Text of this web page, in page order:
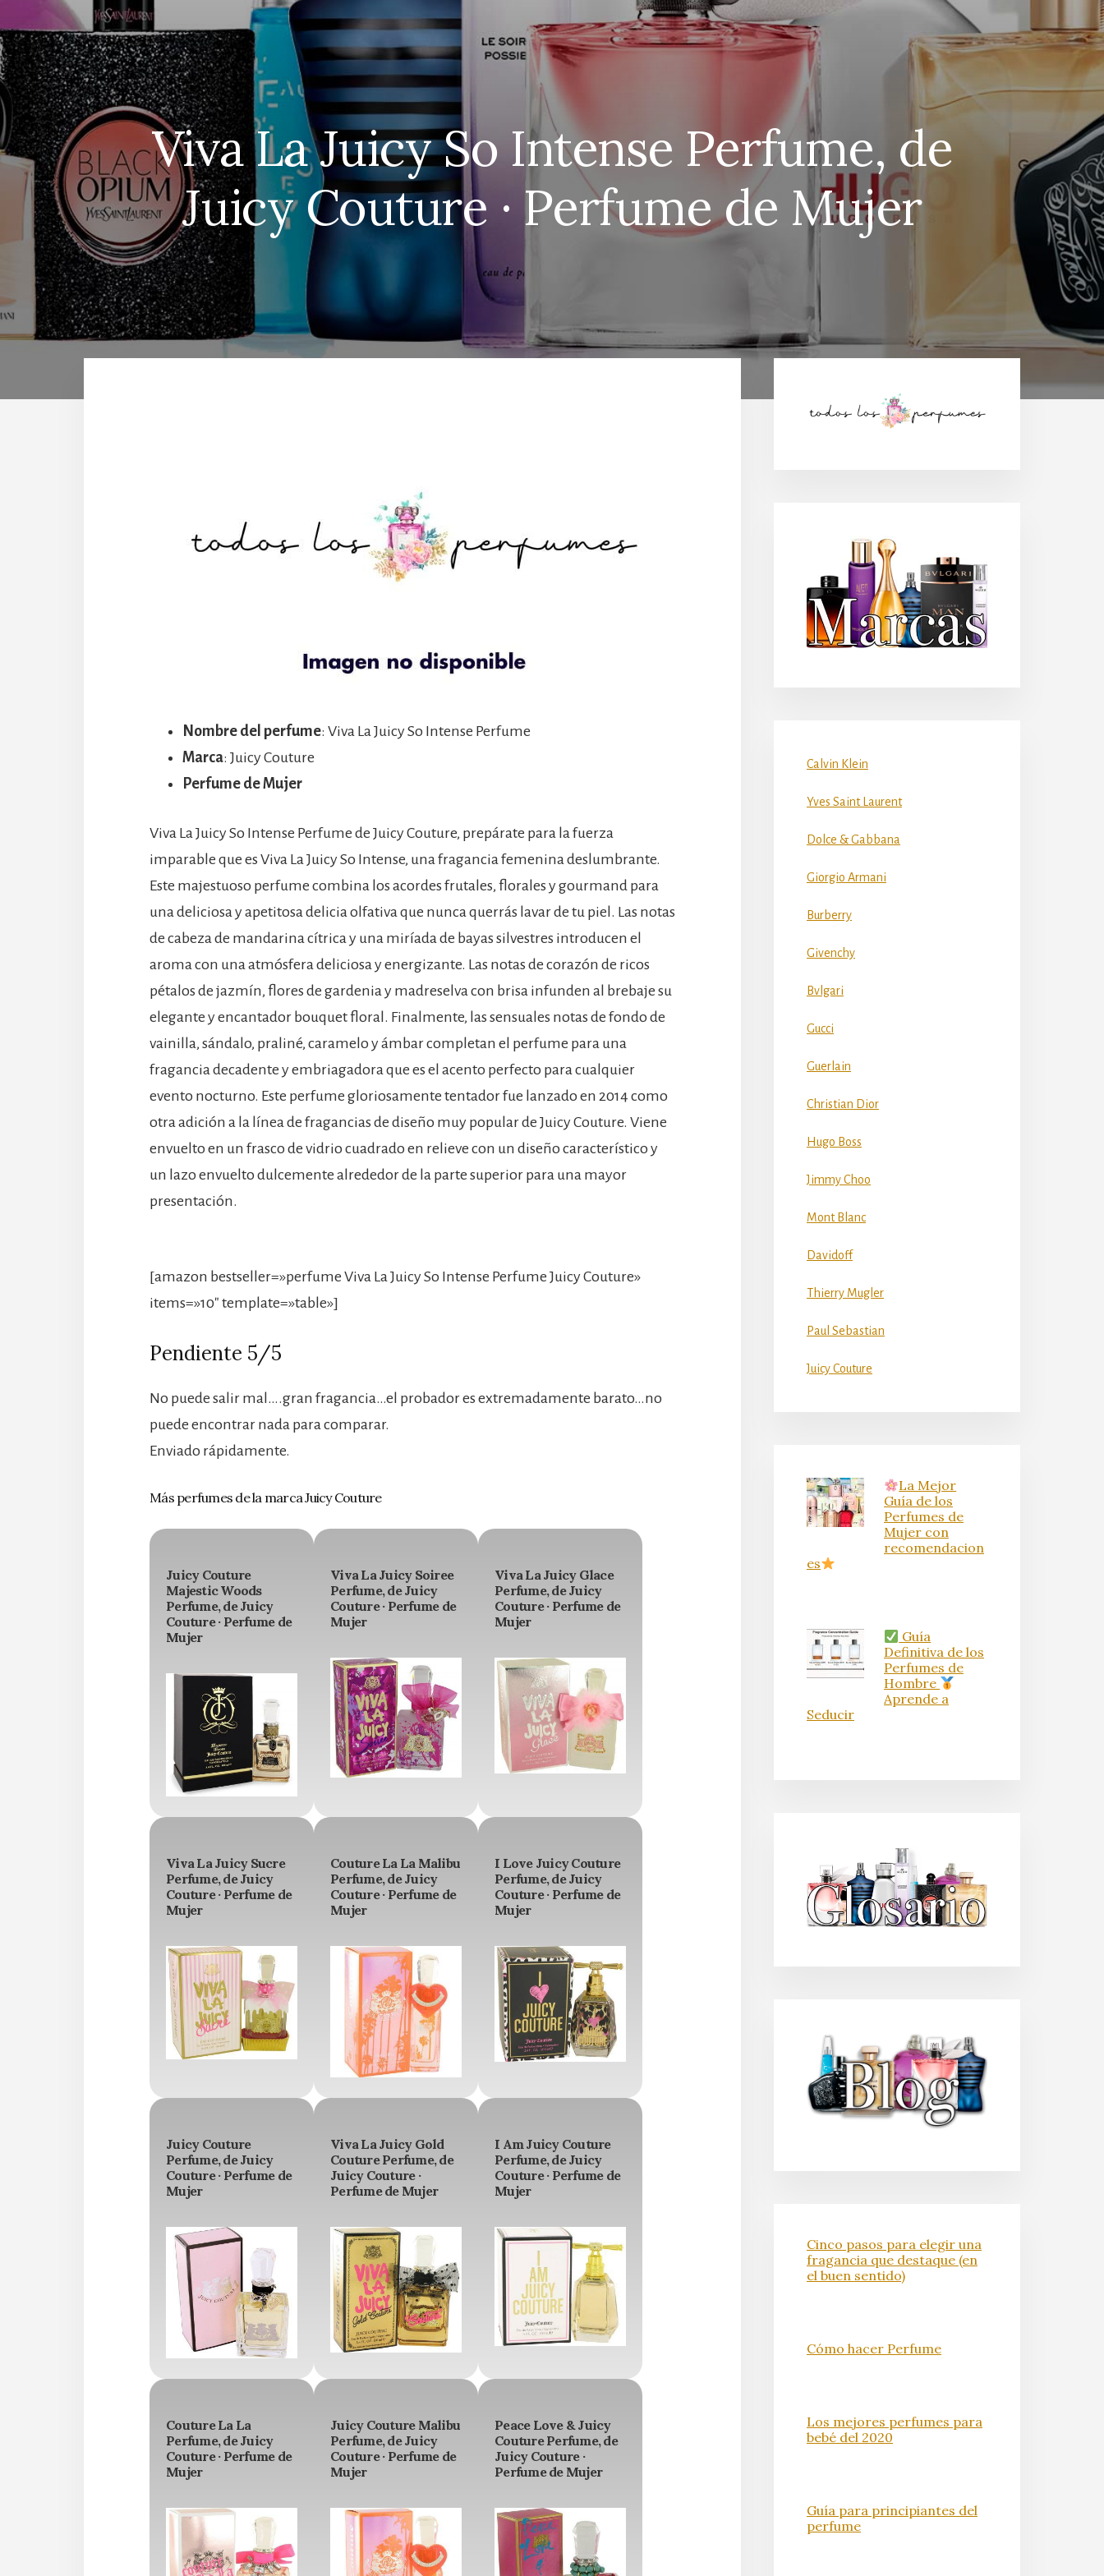
Viva La Juicy So Intense Perfume, de
Juicy Couture · Perfume de Mujer
Nombre del perfume: Viva La Juicy So Intense Perfume
Marca: Juicy Couture
Perfume de Mujer
Viva La Juicy So Intense Perfume de Juicy Couture, prepárate para la fuerza
imparable que es Viva La Juicy So Intense, una fragancia femenina deslumbrante.
Este majestuoso perfume combina los acordes frutales, florales y gourmand para
una deliciosa y apetitosa delicia olfativa que nunca querrás lavar de tu piel. Las notas
de cabeza de mandarina cítrica y una miríada de bayas silvestres introducen el
aroma con una atmósfera deliciosa y energizante. Las notas de corazón de ricos
pétalos de jazmín, flores de gardenia y madreselva con brisa infunden al brebaje su
elegante y encantador bouquet floral. Finalmente, las sensuales notas de fondo de
vainilla, sándalo, praliné, caramelo y ámbar completan el perfume para una
fragancia decadente y embriagadora que es el acento perfecto para cualquier
evento nocturno. Este perfume gloriosamente tentador fue lanzado en 2014 como
otra adición a la línea de fragancias de diseño muy popular de Juicy Couture. Viene
envuelto en un frasco de vidrio cuadrado en relieve con un diseño característico y
un lazo envuelto dulcemente alrededor de la parte superior para una mayor
presentación.
[amazon bestseller=»perfume Viva La Juicy So Intense Perfume Juicy Couture»
items=»10″ template=»table»]
Pendiente 5/5
No puede salir mal….gran fragancia…el probador es extremadamente barato…no
puede encontrar nada para comparar.
Enviado rápidamente.
Más perfumes de la marca Juicy Couture
Juicy Couture
Majestic Woods
Perfume, de Juicy
Couture · Perfume de
Mujer
Viva La Juicy Soiree
Perfume, de Juicy
Couture · Perfume de
Mujer
Viva La Juicy Glace
Perfume, de Juicy
Couture · Perfume de
Mujer
Viva La Juicy Sucre
Perfume, de Juicy
Couture · Perfume de
Mujer
Couture La La Malibu
Perfume, de Juicy
Couture · Perfume de
Mujer
I Love Juicy Couture
Perfume, de Juicy
Couture · Perfume de
Mujer
Juicy Couture
Perfume, de Juicy
Couture · Perfume de
Mujer
Viva La Juicy Gold
Couture Perfume, de
Juicy Couture ·
Perfume de Mujer
I Am Juicy Couture
Perfume, de Juicy
Couture · Perfume de
Mujer
Couture La La
Perfume, de Juicy
Couture · Perfume de
Mujer
Juicy Couture Malibu
Perfume, de Juicy
Couture · Perfume de
Mujer
Peace Love & Juicy
Couture Perfume, de
Juicy Couture ·
Perfume de Mujer
lateral
Calvin Klein
Yves Saint Laurent
Dolce & Gabbana
Giorgio Armani
Burberry
Givenchy
Bvlgari
Gucci
Guerlain
Christian Dior
Hugo Boss
Jimmy Choo
Mont Blanc
Davidoff
Thierry Mugler
Paul Sebastian
Juicy Couture
La Mejor
Guía de los
Perfumes de
Mujer con
recomendacion
es
Guía
Definitiva de los
Perfumes de
Hombre
Aprende a
Seducir
Cinco pasos para elegir una
fragancia que destaque (en
el buen sentido)
Cómo hacer Perfume
Los mejores perfumes para
bebé del 2020
Guía para principiantes del
perfume